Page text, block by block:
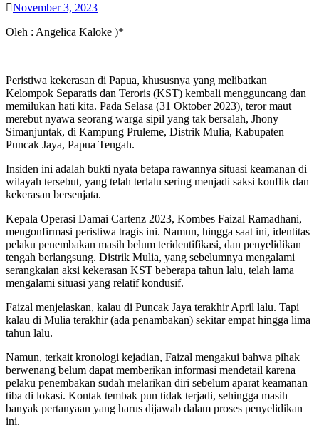
November 3, 2023
Oleh : Angelica Kaloke )*
Peristiwa kekerasan di Papua, khususnya yang melibatkan
Kelompok Separatis dan Teroris (KST) kembali mengguncang dan
memilukan hati kita. Pada Selasa (31 Oktober 2023), teror maut
merebut nyawa seorang warga sipil yang tak bersalah, Jhony
Simanjuntak, di Kampung Pruleme, Distrik Mulia, Kabupaten
Puncak Jaya, Papua Tengah.
Insiden ini adalah bukti nyata betapa rawannya situasi keamanan di
wilayah tersebut, yang telah terlalu sering menjadi saksi konflik dan
kekerasan bersenjata.
Kepala Operasi Damai Cartenz 2023, Kombes Faizal Ramadhani,
mengonfirmasi peristiwa tragis ini. Namun, hingga saat ini, identitas
pelaku penembakan masih belum teridentifikasi, dan penyelidikan
tengah berlangsung. Distrik Mulia, yang sebelumnya mengalami
serangkaian aksi kekerasan KST beberapa tahun lalu, telah lama
mengalami situasi yang relatif kondusif.
Faizal menjelaskan, kalau di Puncak Jaya terakhir April lalu. Tapi
kalau di Mulia terakhir (ada penambakan) sekitar empat hingga lima
tahun lalu.
Namun, terkait kronologi kejadian, Faizal mengakui bahwa pihak
berwenang belum dapat memberikan informasi mendetail karena
pelaku penembakan sudah melarikan diri sebelum aparat keamanan
tiba di lokasi. Kontak tembak pun tidak terjadi, sehingga masih
banyak pertanyaan yang harus dijawab dalam proses penyelidikan
ini.